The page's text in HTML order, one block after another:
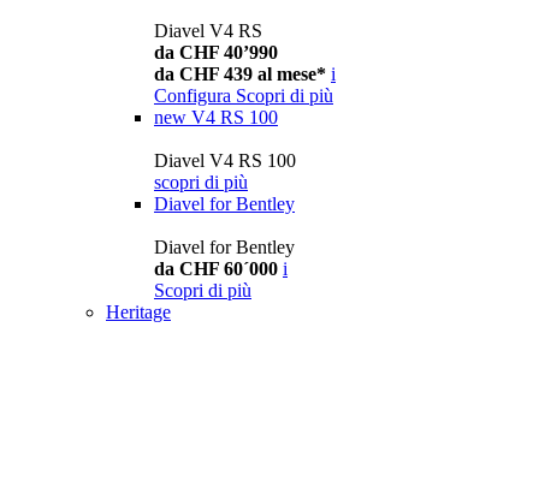
Diavel V4 RS
da CHF 40’990
da CHF 439 al mese* i
Configura Scopri di più
new V4 RS 100
Diavel V4 RS 100
scopri di più
Diavel for Bentley
Diavel for Bentley
da CHF 60´000 i
Scopri di più
Heritage